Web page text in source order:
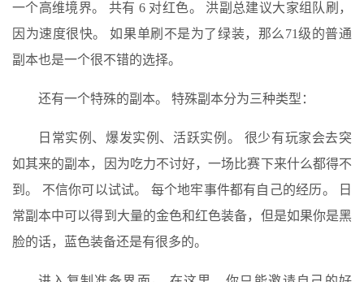
一个高维境界。 共有 6 对红色。 洪副总建议大家组队刷，
因为速度很快。 如果单刷不是为了绿装，那么71级的普通
副本也是一个很不错的选择。
还有一个特殊的副本。 特殊副本分为三种类型：
日常实例、爆发实例、活跃实例。 很少有玩家会去突
如其来的副本，因为吃力不讨好，一场比赛下来什么都得不
到。 不信你可以试试。 每个地牢事件都有自己的经历。 日
常副本中可以得到大量的金色和红色装备，但是如果你是黑
脸的话，蓝色装备还是有很多的。